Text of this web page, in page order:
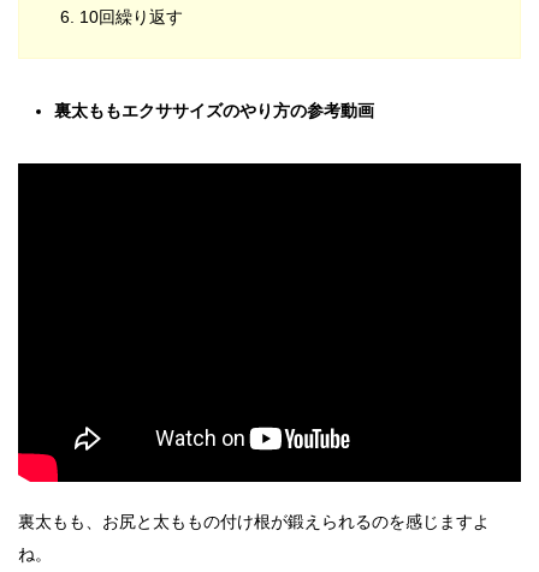
10回繰り返す
裏太ももエクササイズのやり方の参考動画
裏太もも、お尻と太ももの付け根が鍛えられるのを感じますよ
ね。